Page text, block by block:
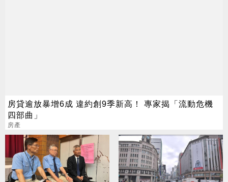
房貸逾放暴增6成 違約創9季新高！ 專家揭「流動危機
四部曲」
房產